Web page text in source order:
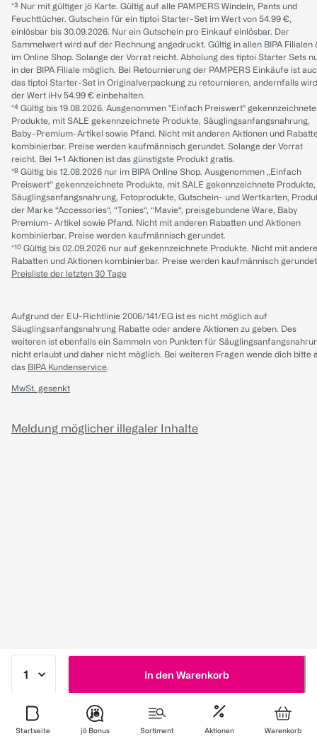
In den Warenkorb
*³ Nur mit gültiger jö Karte. Gültig auf alle PAMPERS Windeln, Pants und
Feuchttücher. Gutschein für ein tiptoi Starter-Set im Wert von 54.99 €,
einlösbar bis 30.09.2026. Nur ein Gutschein pro Einkauf einlösbar. Der
Sammelwert wird auf der Rechnung angedruckt. Gültig in allen BIPA Filialen
im Online Shop. Solange der Vorrat reicht. Abholung des tiptoi Starter Sets
in der BIPA Filiale möglich. Bei Retournierung der PAMPERS Einkäufe ist
das tiptoi Starter-Set in Originalverpackung zu retournieren, andernfalls wird
der Wert iHv 54.99 € einbehalten.
*⁴ Gültig bis 19.08.2026. Ausgenommen "Einfach Preiswert" gekennzeichnete
Produkte, mit SALE gekennzeichnete Produkte, Säuglingsanfangsnahrung,
Baby-Premium-Artikel sowie Pfand. Nicht mit anderen Aktionen und
kombinierbar. Preise werden kaufmännisch gerundet. Solange der Vorrat
reicht. Bei 1+1 Aktionen ist das günstigste Produkt gratis.
*⁸ Gültig bis 12.08.2026 nur im BIPA Online Shop. Ausgenommen „Einfach
Preiswert“ gekennzeichnete Produkte, mit SALE gekennzeichnete Produkte,
Säuglingsanfangsnahrung, Fotoprodukte, Gutschein- und Wertkarten,
der Marke “Accessories“, “Tonies“, “Mavie“, preisgebundene Ware, Baby
Premium- Artikel sowie Pfand. Nicht mit anderen Rabatten und Aktionen
kombinierbar. Preise werden kaufmännisch gerundet.
*¹⁰ Gültig bis 02.09.2026 nur auf gekennzeichnete Produkte. Nicht mit
Rabatten und Aktionen kombinierbar. Preise werden kaufmännisch
Preisliste der letzten 30 Tage
Aufgrund der EU-Richtlinie 2006/141/EG ist es nicht möglich auf
Säuglingsanfangsnahrung Rabatte oder andere Aktionen zu geben. Des
weiteren ist ebenfalls ein Sammeln von Punkten für
nicht erlaubt und daher nicht möglich. Bei weiteren Fragen wende dich bitte
das BIPA Kundenservice.
MwSt. gesenkt
Meldung möglicher illegaler Inhalte
Startseite jö Bonus Sortiment Aktionen Warenkorb